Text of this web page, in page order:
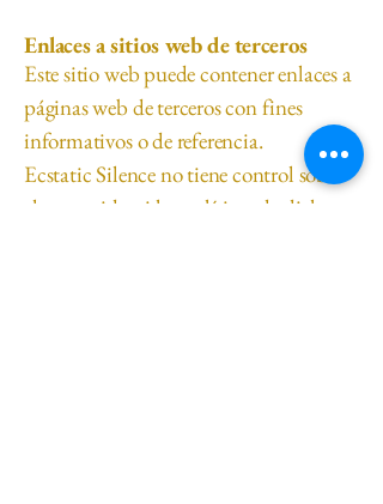
Enlaces a sitios web de terceros
Este sitio web puede contener enlaces a
páginas web de terceros con fines
informativos o de referencia.
Ecstatic Silence no tiene control sobre
el contenido ni las políticas de dichos